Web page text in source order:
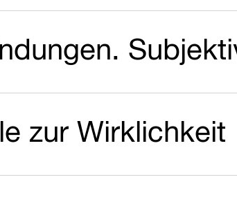
zur Wirklichkeit